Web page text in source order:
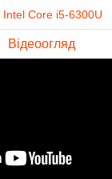
Intel Core i5-6300U
Відеоогляд